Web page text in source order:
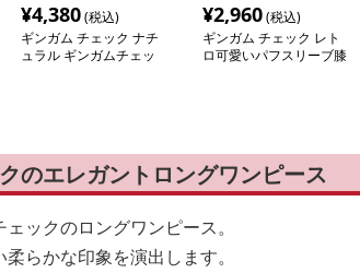
¥4,380(税込)
ギンガム チェック ナチ
ュラル ギンガムチェッ
¥2,960(税込)
ギンガム チェック レト
ロ可愛いパフスリーブ膝
のエレガントロングワンピース
ックのロングワンピース。
らかな印象を演出します。